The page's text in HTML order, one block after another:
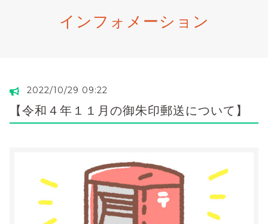
インフォメーション
2022/10/29 09:22
【令和４年１１月の御朱印郵送について】